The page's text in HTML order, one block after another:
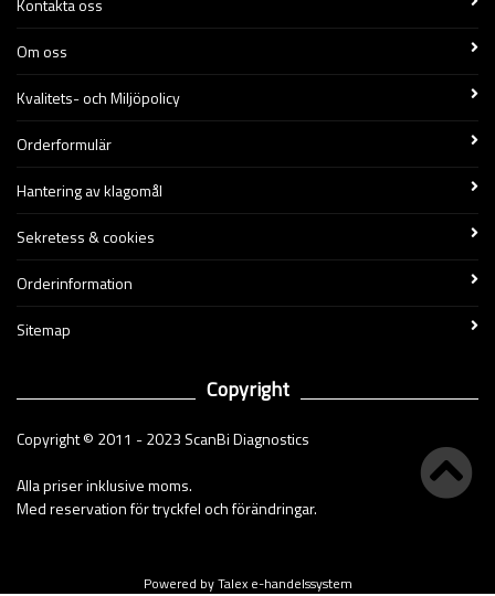
Kontakta oss
Om oss
Kvalitets- och Miljöpolicy
Orderformulär
Hantering av klagomål
Sekretess & cookies
Orderinformation
Sitemap
Copyright
Copyright © 2011 - 2023 ScanBi Diagnostics
Alla priser inklusive moms.
Med reservation för tryckfel och förändringar.
Powered by Talex e-handelssystem